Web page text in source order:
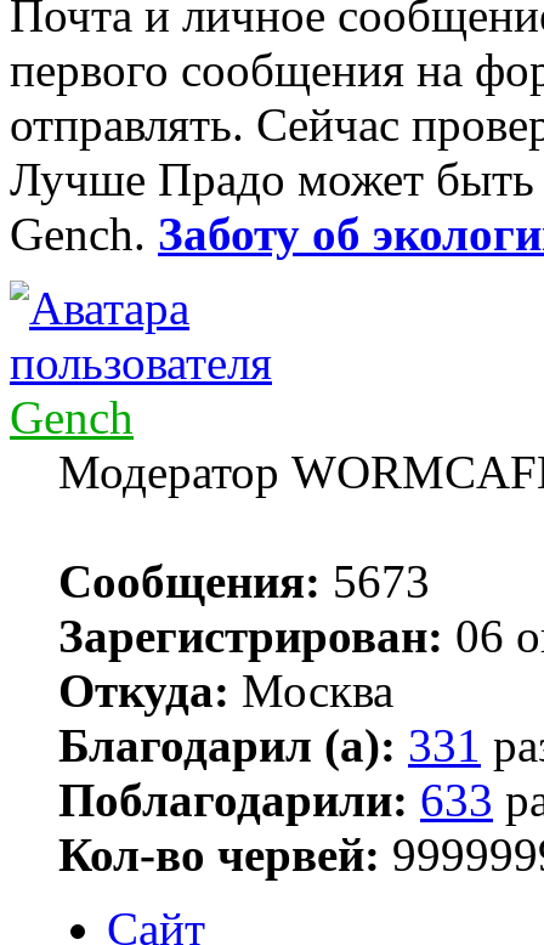
Почта и личное
первого сообщения на
отправлять. Сейчас
Лучше Прадо может
Gench. Заботу об
Gench
Модератор
Сообщения: 5673
Зарегистрирован: 06
Откуда: Москва
Благодарил (а): 331
Поблагодарили: 633
Кол-во червей:
Сайт